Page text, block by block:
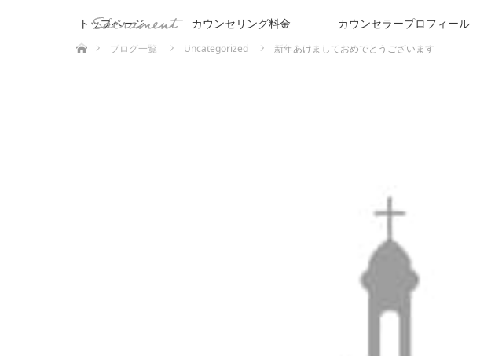
トップページ カウンセリング料金 カウンセラープロフィール
ホーム
ブログ一覧
Uncategorized 新年あけましておめでとうございます